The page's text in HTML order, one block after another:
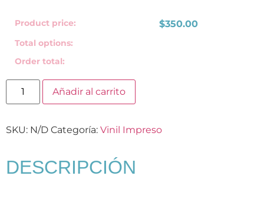
Product price: $350.00
Total options:
Order total:
Añadir al carrito
SKU: N/D Categoría: Vinil Impreso
DESCRIPCIÓN